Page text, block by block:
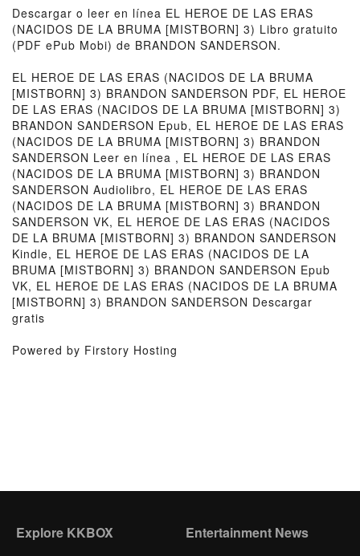
Descargar o leer en línea EL HEROE DE LAS ERAS
(NACIDOS DE LA BRUMA [MISTBORN] 3) Libro gratuito
(PDF ePub Mobi) de BRANDON SANDERSON.
EL HEROE DE LAS ERAS (NACIDOS DE LA BRUMA
[MISTBORN] 3) BRANDON SANDERSON PDF, EL HEROE
DE LAS ERAS (NACIDOS DE LA BRUMA [MISTBORN] 3)
BRANDON SANDERSON Epub, EL HEROE DE LAS ERAS
(NACIDOS DE LA BRUMA [MISTBORN] 3) BRANDON
SANDERSON Leer en línea , EL HEROE DE LAS ERAS
(NACIDOS DE LA BRUMA [MISTBORN] 3) BRANDON
SANDERSON Audiolibro, EL HEROE DE LAS ERAS
(NACIDOS DE LA BRUMA [MISTBORN] 3) BRANDON
SANDERSON VK, EL HEROE DE LAS ERAS (NACIDOS
DE LA BRUMA [MISTBORN] 3) BRANDON SANDERSON
Kindle, EL HEROE DE LAS ERAS (NACIDOS DE LA
BRUMA [MISTBORN] 3) BRANDON SANDERSON Epub
VK, EL HEROE DE LAS ERAS (NACIDOS DE LA BRUMA
[MISTBORN] 3) BRANDON SANDERSON Descargar
gratis
Powered by Firstory Hosting
Explore KKBOX Entertainment News